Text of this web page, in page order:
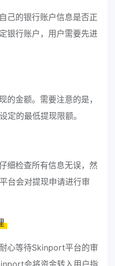
己的银行账户信息是否正
银行账户，用户需要先进
的金额。需要注意的是，
的最低提现限额。
细检查所有信息无误，然
台会对提现申请进行审
心等待Skinport平台的审